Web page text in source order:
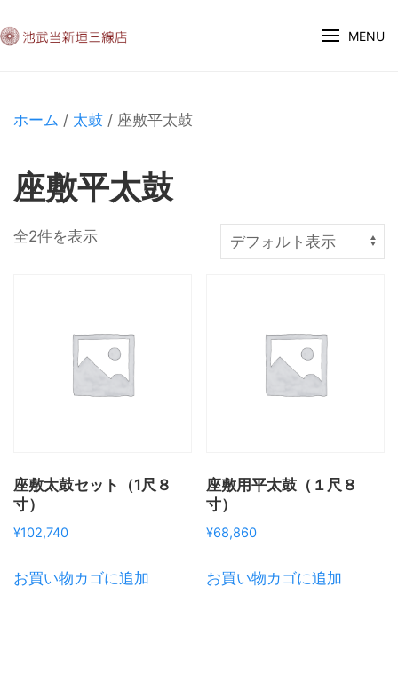
MENU
ホーム / 太鼓 / 座敷平太鼓
座敷平太鼓
全2件を表示
座敷太鼓セット（1尺８
寸）
¥102,740
お買い物カゴに追加
座敷用平太鼓（１尺８
寸）
¥68,860
お買い物カゴに追加